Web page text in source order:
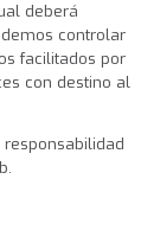
deberá
controlar
facilitados por
con destino al